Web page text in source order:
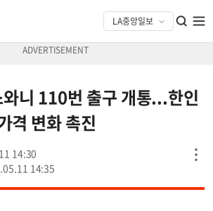
니 110번 출구 개통...한인
격 변화 촉진
14:30
14:35